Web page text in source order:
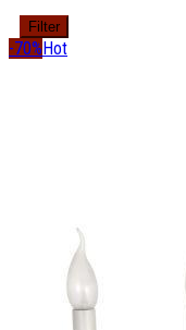
Filter
-70% Hot